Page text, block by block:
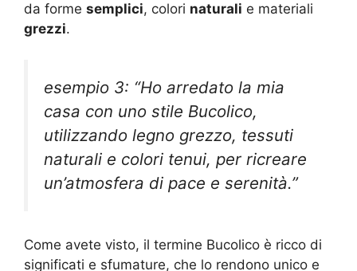
da forme semplici, colori naturali e materiali
grezzi.
esempio 3: “Ho arredato la mia
casa con uno stile Bucolico,
utilizzando legno grezzo, tessuti
naturali e colori tenui, per ricreare
un’atmosfera di pace e serenità.”
Come avete visto, il termine Bucolico è ricco di
significati e sfumature, che lo rendono unico e